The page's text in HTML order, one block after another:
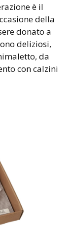
è il
della
donato a
deliziosi,
da
con calzini